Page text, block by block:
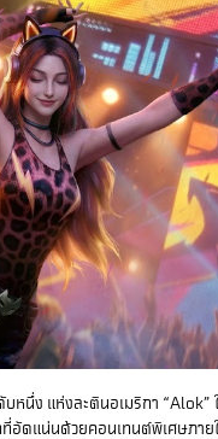
ง แห่งละตินอเมริกา “Alok”
ดแน่นด้วยคอนเทนต์พิเศษภาย